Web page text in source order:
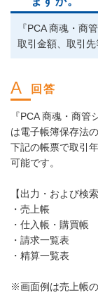
『PCA 商魂・商
取引金額、取引先
『PCA 商魂・商
は電子帳簿保存法
下記の帳票で取引
可能です。
【出力・および検
・売上帳
・仕入帳・購買帳
・請求一覧表
・精算一覧表
※画面例は売上帳の